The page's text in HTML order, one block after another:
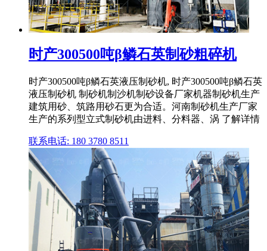
时产300500吨β鳞石英制砂粗碎机
时产300500吨β鳞石英液压制砂机, 时产300500吨β鳞石英
液压制砂机 制砂机制沙机制砂设备厂家机器制砂机生产
建筑用砂、筑路用砂石更为合适。河南制砂机生产厂家
生产的系列型立式制砂机由进料、分料器、涡 了解详情
联系电话: 180 3780 8511